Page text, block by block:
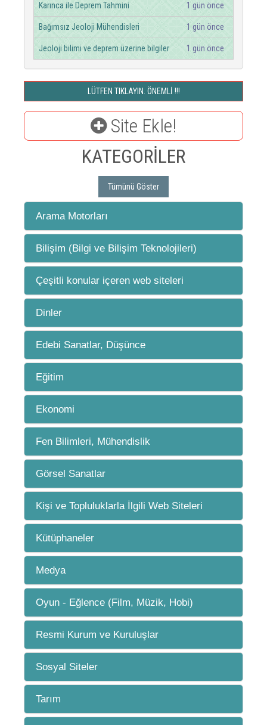
Karınca ile Deprem Tahmini 1 gün önce
Bağımsız Jeoloji Mühendisleri 1 gün önce
Jeoloji bilimi ve deprem üzerine bilgiler 1 gün önce
LÜTFEN TIKLAYIN. ÖNEMLİ !!!
Site Ekle!
KATEGORİLER
Tümünü Göster
Arama Motorları
Bilişim (Bilgi ve Bilişim Teknolojileri)
Çeşitli konular içeren web siteleri
Dinler
Edebi Sanatlar, Düşünce
Eğitim
Ekonomi
Fen Bilimleri, Mühendislik
Görsel Sanatlar
Kişi ve Topluluklarla İlgili Web Siteleri
Kütüphaneler
Medya
Oyun - Eğlence (Film, Müzik, Hobi)
Resmi Kurum ve Kuruluşlar
Sosyal Siteler
Tarım